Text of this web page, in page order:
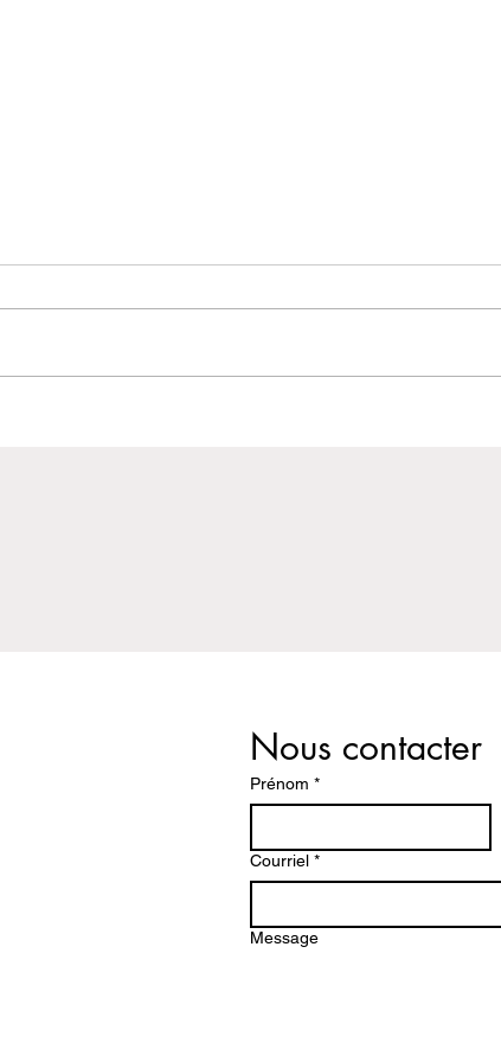
Nous contacter
Prénom *
Courriel *
Message